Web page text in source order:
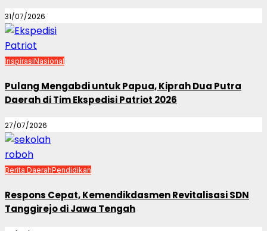
31/07/2026
InspirasiNasional
Pulang Mengabdi untuk Papua, Kiprah Dua Putra
Daerah di Tim Ekspedisi Patriot 2026
27/07/2026
Berita DaerahPendidikan
Respons Cepat, Kemendikdasmen Revitalisasi SDN
Tanggirejo di Jawa Tengah